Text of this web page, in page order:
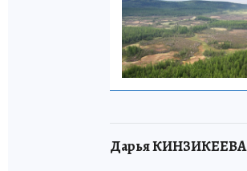
Дарья КИНЗИКЕЕВА